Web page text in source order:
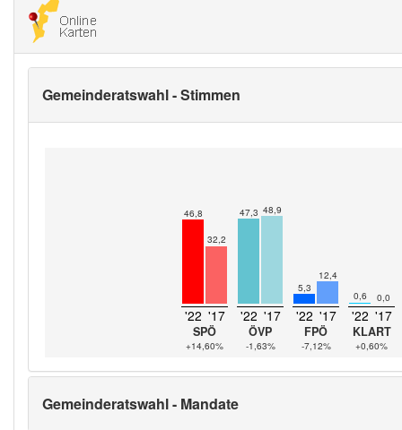
Gemeinderatswahl - Stimmen
46,8
32,2
'22 '17
SPÖ
+14,60%
47,3 48,9
'22 '17
ÖVP
-1,63%
5,3
12,4
'22 '17
FPÖ
-7,12%
0,6 0,0
'22 '17
KLART
+0,60%
Gemeinderatswahl - Mandate